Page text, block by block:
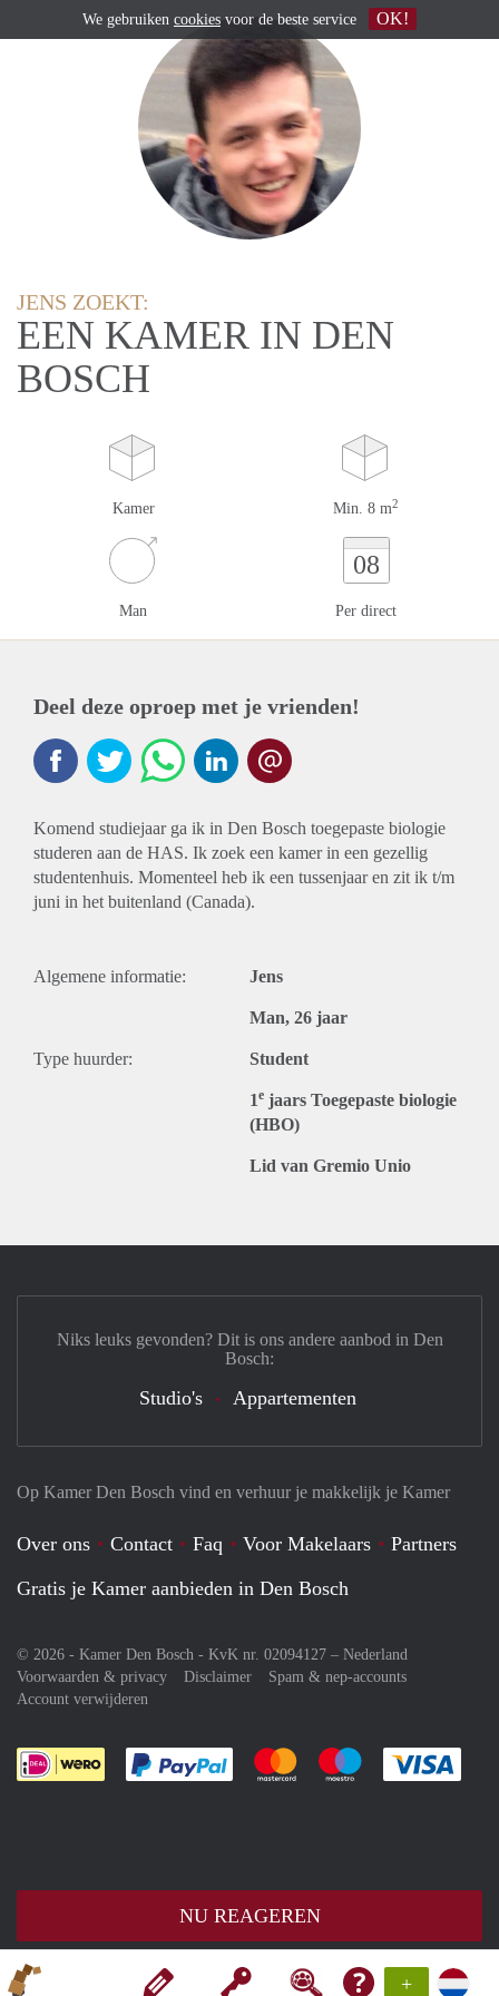
+
JENS ZOEKT:
EEN KAMER IN DEN
BOSCH
Kamer Min. 8 m2
Man
08
Per direct
Deel deze oproep met je vrienden!
Komend studiejaar ga ik in Den Bosch toegepaste biologie
studeren aan de HAS. Ik zoek een kamer in een gezellig
studentenhuis. Momenteel heb ik een tussenjaar en zit ik t/m
juni in het buitenland (Canada).
Algemene informatie: Jens
Man, 26 jaar
Type huurder: Student
1e jaars Toegepaste biologie
(HBO)
Lid van Gremio Unio
NU REAGEREN
Op Kamer Den Bosch vind en verhuur je makkelijk je Kamer
Over ons Contact Faq Voor Makelaars
Partners
Gratis je Kamer aanbieden in Den Bosch
© 2026 - Kamer Den Bosch - KvK nr. 02094127 – Nederland
Voorwaarden & privacy
Disclaimer
Spam & nep-accounts
Account verwijderen
Je rekent gemakkelijk af met Paypal
Je rekent gemakkelijk af met
Je rekent
Niks leuks gevonden? Dit is ons andere aanbod in Den
Bosch:
Studio's Appartementen
We gebruiken cookies voor de beste service OK!